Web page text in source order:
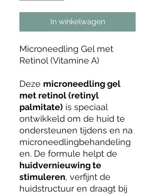
In winkelwagen
Microneedling Gel met
Retinol (Vitamine A)
Deze microneedling gel
met retinol (retinyl
palmitate) is speciaal
ontwikkeld om de huid te
ondersteunen tijdens en na
microneedlingbehandeling
en. De formule helpt de
huidvernieuwing te
stimuleren, verfijnt de
huidstructuur en draagt bij